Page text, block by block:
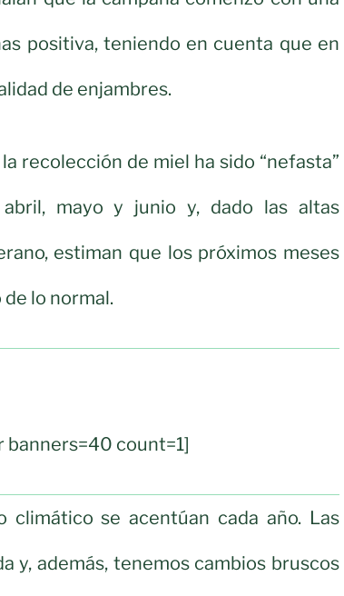
positiva, teniendo en cuenta que en
de enjambres.
recolección de miel ha sido “nefasta”
mayo y junio y, dado las altas
estiman que los próximos meses
lo normal.
banners=40 count=1]
climático se acentúan cada año. Las
y, además, tenemos cambios bruscos